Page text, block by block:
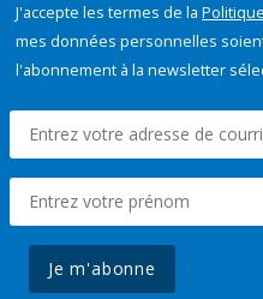
J'accepte les termes de la
mes données personnelles
l'abonnement à la newsletter
Je m'abonne